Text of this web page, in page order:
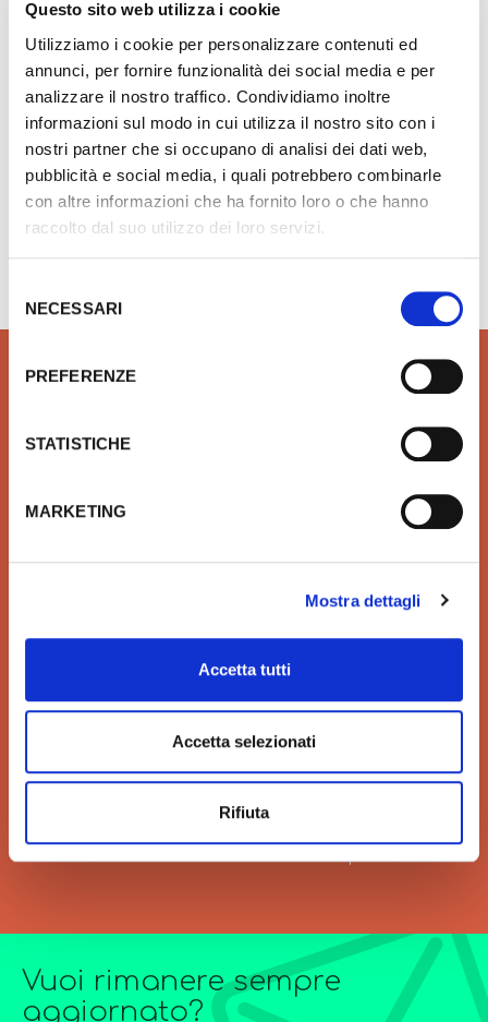
Questo sito web utilizza i cookie
Utilizziamo i cookie per personalizzare contenuti ed
annunci, per fornire funzionalità dei social media e per
analizzare il nostro traffico. Condividiamo inoltre
informazioni sul modo in cui utilizza il nostro sito con i
nostri partner che si occupano di analisi dei dati web,
pubblicità e social media, i quali potrebbero combinarle
con altre informazioni che ha fornito loro o che hanno
raccolto dal suo utilizzo dei loro servizi.
delNECESSARI
PREFERENZE
STATISTICHE
MARKETING
Mostra dettagli
Accetta tutti
Accetta selezionati
Rifiuta
Dolomite wc sospeso 52x36 cm Quarzo E885701
Aggiungi ai preferiti
Aggiungi prodotto al carrello € 36,60
arredobagno delle migliori
tendenze di Design
SICUREZZA
Affidiamo il tuo denaro e la
tua sicurezza a Xpay. Il
effettuare i pagamenti e per
VELOCITÀ
regalarti un'esperienza unica
GRANDI ORDINI
disposizione per
forniture particolarmente
complesse.
Vuoi rimanere sempre